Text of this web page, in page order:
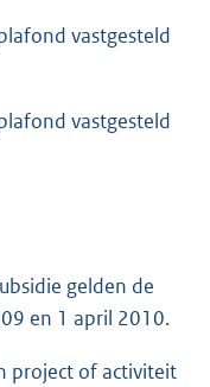
vastgesteld
vastgesteld
gelden de
en 1 april 2010.
project of activiteit